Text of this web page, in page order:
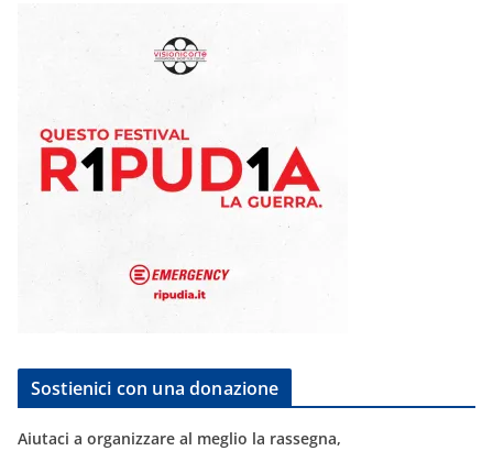
Sostienici con una donazione
Aiutaci a organizzare al meglio la rassegna,